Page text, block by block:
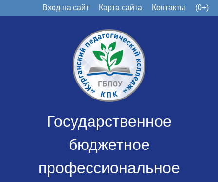
Вход на сайт Карта сайта Контакты (0+)
Государственное
бюджетное
профессиональное